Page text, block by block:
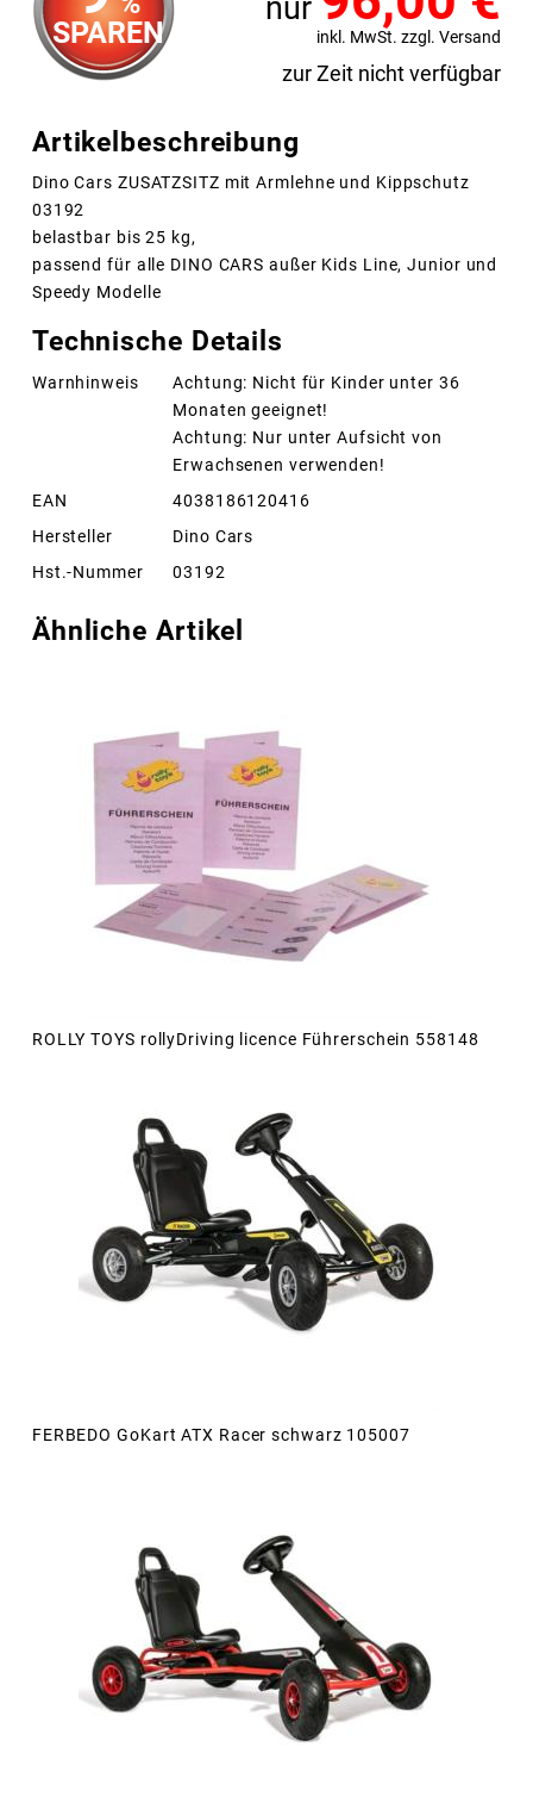
SPAREN
nur
inkl. MwSt. zzgl. Versand
zur Zeit nicht verfügbar
Artikelbeschreibung
Dino Cars ZUSATZSITZ mit Armlehne und Kippschutz
03192
belastbar bis 25 kg,
passend für alle DINO CARS außer Kids Line, Junior und
Speedy Modelle
Technische Details
Warnhinweis
Achtung: Nicht für Kinder unter 36
Monaten geeignet!
Achtung: Nur unter Aufsicht von
Erwachsenen verwenden!
EAN
4038186120416
Hersteller
Dino Cars
Hst.-Nummer
03192
Ähnliche Artikel
ROLLY TOYS rollyDriving licence Führerschein 558148
FERBEDO GoKart ATX Racer schwarz 105007